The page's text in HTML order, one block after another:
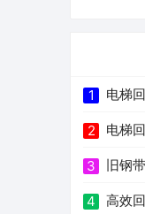
1 电梯
2 电梯
3 旧钢
4 高效